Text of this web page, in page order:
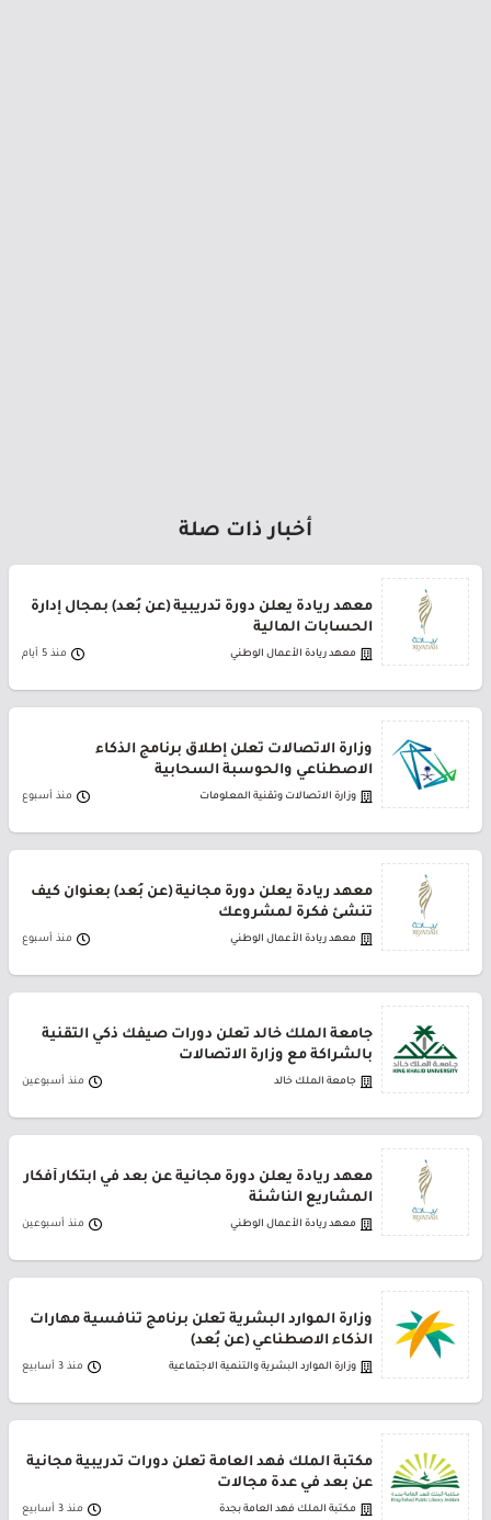
أخبار ذات صلة
معهد ريادة يعلن دورة تدريبية (عن بُعد) بمجال إدارة
الحسابات المالية
معهد ريادة الأعمال الوطني منذ 5 أيام
وزارة الاتصالات تعلن إطلاق برنامج الذكاء
الاصطناعي والحوسبة السحابية
وزارة الاتصالات وتقنية المعلومات منذ أسبوع
معهد ريادة يعلن دورة مجانية (عن بُعد) بعنوان كيف
تنشئ فكرة لمشروعك
معهد ريادة الأعمال الوطني منذ أسبوع
جامعة الملك خالد تعلن دورات صيفك ذكي التقنية
بالشراكة مع وزارة الاتصالات
جامعة الملك خالد منذ أسبوعين
معهد ريادة يعلن دورة مجانية عن بعد في ابتكار أفكار
المشاريع الناشئة
معهد ريادة الأعمال الوطني منذ أسبوعين
وزارة الموارد البشرية تعلن برنامج تنافسية مهارات
الذكاء الاصطناعي (عن بُعد)
وزارة الموارد البشرية والتنمية الاجتماعية منذ 3 أسابيع
مكتبة الملك فهد العامة تعلن دورات تدريبية مجانية
عن بعد في عدة مجالات
مكتبة الملك فهد العامة بجدة منذ 3 أسابيع